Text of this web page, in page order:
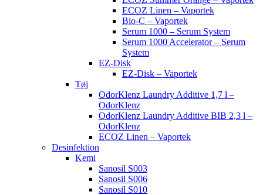
ECOZ Linen – Vaportek
Bio-C – Vaportek
Serum 1000 – Serum System
Serum 1000 Accelerator – Serum
System
EZ-Disk
EZ-Disk – Vaportek
Tøj
OdorKlenz Laundry Additive 1,7 l –
OdorKlenz
OdorKlenz Laundry Additive BIB 2,3 l –
OdorKlenz
ECOZ Linen – Vaportek
Desinfektion
Kemi
Sanosil S003
Sanosil S006
Sanosil S010